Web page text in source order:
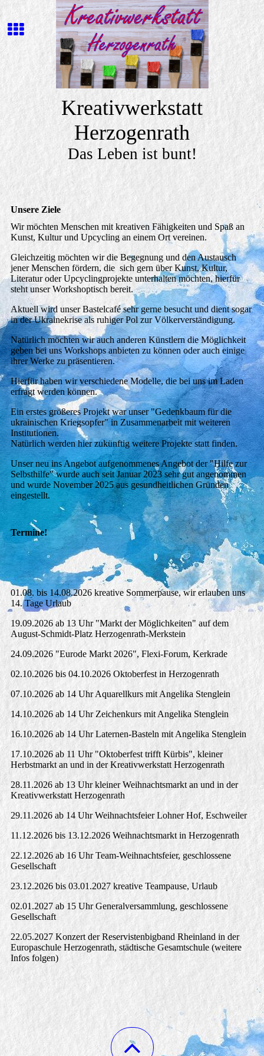
Kreativwerkstatt
Herzogenrath
Das Leben ist bunt!
Unsere Ziele
Wir möchten Menschen mit kreativen Fähigkeiten und Spaß an
Kunst, Kultur und Upcycling an einem Ort vereinen.
Gleichzeitig möchten wir die Begegnung und den Austausch
jener Menschen fördern, die sich gern über Kunst, Kultur,
Literatur oder Upcyclingprojekte unterhalten möchten, hierfür
steht unser Workshoptisch bereit.
Aktuell wird unser Bastelcafé sehr gerne besucht und dient sogar
in der Ukrainekrise als ruhiger Pol zur Völkerverständigung.
Natürlich möchten wir auch anderen Künstlern die Möglichkeit
geben bei uns Workshops anbieten zu können oder auch einige
ihrer Werke zu präsentieren.
Hierfür haben wir verschiedene Modelle, die bei uns im Laden
erfragt werden können.
Ein erstes größeres Projekt war unser "Gedenkbaum für die
ukrainischen Kriegsopfer" in Zusammenarbeit mit weiteren
Institutionen.
Natürlich werden hier zukünftig weitere Projekte statt finden.
Unser neu ins Angebot aufgenommenes Angebot der "Hilfe zur
Selbsthilfe" wurde auch seit Januar 2023 sehr gut angenommen
und wurde November 2025 aus gesundheitlichen Gründen
eingestellt.
Termine!
01.08. bis 14.08.2026 kreative Sommerpause, wir erlauben uns
14. Tage Urlaub
19.09.2026 ab 13 Uhr "Markt der Möglichkeiten" auf dem
August-Schmidt-Platz Herzogenrath-Merkstein
24.09.2026 "Eurode Markt 2026", Flexi-Forum, Kerkrade
02.10.2026 bis 04.10.2026 Oktoberfest in Herzogenrath
07.10.2026 ab 14 Uhr Aquarellkurs mit Angelika Stenglein
14.10.2026 ab 14 Uhr Zeichenkurs mit Angelika Stenglein
16.10.2026 ab 14 Uhr Laternen-Basteln mit Angelika Stenglein
17.10.2026 ab 11 Uhr "Oktoberfest trifft Kürbis", kleiner
Herbstmarkt an und in der Kreativwerkstatt Herzogenrath
28.11.2026 ab 13 Uhr kleiner Weihnachtsmarkt an und in der
Kreativwerkstatt Herzogenrath
29.11.2026 ab 14 Uhr Weihnachtsfeier Lohner Hof, Eschweiler
11.12.2026 bis 13.12.2026 Weihnachtsmarkt in Herzogenrath
22.12.2026 ab 16 Uhr Team-Weihnachtsfeier, geschlossene
Gesellschaft
23.12.2026 bis 03.01.2027 kreative Teampause, Urlaub
02.01.2027 ab 15 Uhr Generalversammlung, geschlossene
Gesellschaft
22.05.2027 Konzert der Reservistenbigband Rheinland in der
Europaschule Herzogenrath, städtische Gesamtschule (weitere
Infos folgen)